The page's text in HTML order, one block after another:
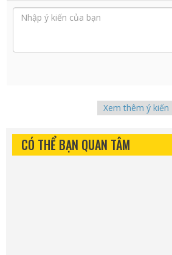
Xem thêm ý kiến
CÓ THỂ BẠN QUAN TÂM